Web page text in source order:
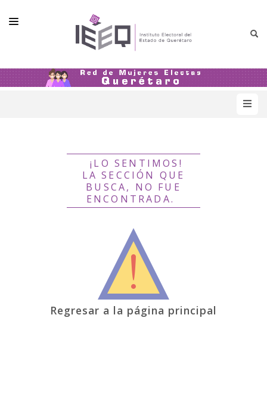
¡LO SENTIMOS!
LA SECCIÓN QUE
BUSCA, NO FUE
ENCONTRADA.
Regresar a la página principal